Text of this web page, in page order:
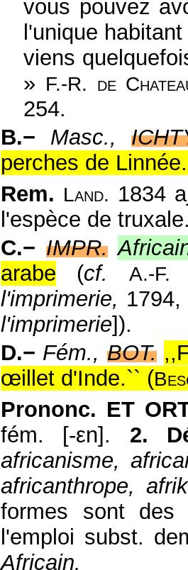
vous pouvez
l'unique
viens
» F.-R. de
254.
B.−
Masc.,
perches de
Rem. Land. 1834
l'espèce de
C.− IMPR.
arabe (cf. A.-F.
l'imprimerie,
l'imprimerie]).
D.− Fém., BOT.
œillet d'Inde.`` (
Prononc. ET
fém. [-εn]. 2.
africanisme,
africanthrope,
formes sont
l'emploi subst.
Africain.